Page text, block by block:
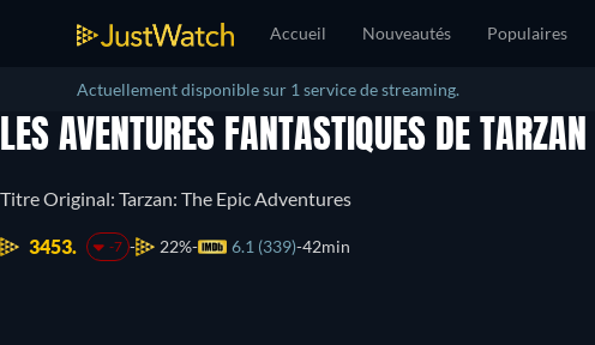
Accueil Nouveautés Populaires
Actuellement disponible sur 1 service de streaming.
LES AVENTURES FANTASTIQUES DE TARZAN
Titre Original: Tarzan: The Epic Adventures
3453. -7 22% 6.1 (339) 42min